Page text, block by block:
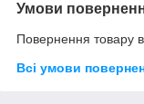
Умови
Повернення товару
Всі умови